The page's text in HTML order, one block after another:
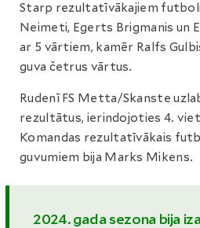
Starp rezultatīvākajiem
Neimeti, Egerts Brigmanis un
ar 5 vārtiem, kamēr Ralfs
guva četrus vārtus.
Rudenī FS Metta/Skanste
rezultātus, ierindojoties 4.
Komandas rezultatīvākais
guvumiem bija Marks Mikens.
2024. gada sezona bija